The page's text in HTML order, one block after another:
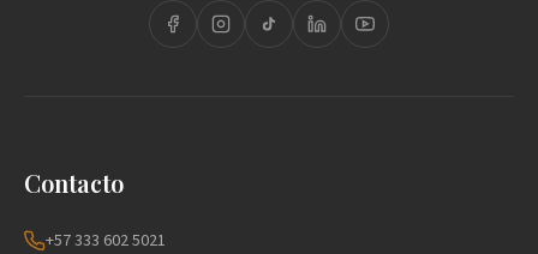
Contacto
+57 333 602 5021